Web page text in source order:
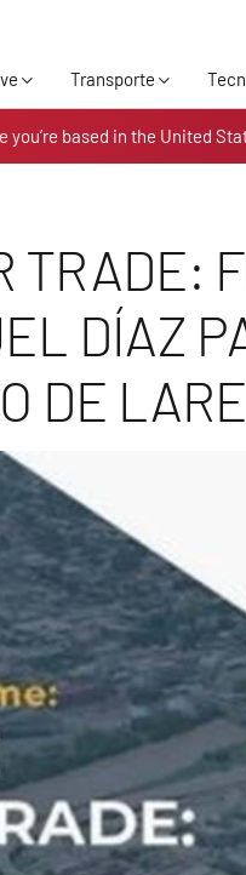
Transporte
you’re based in the United
TRADE:
DÍAZ
DE